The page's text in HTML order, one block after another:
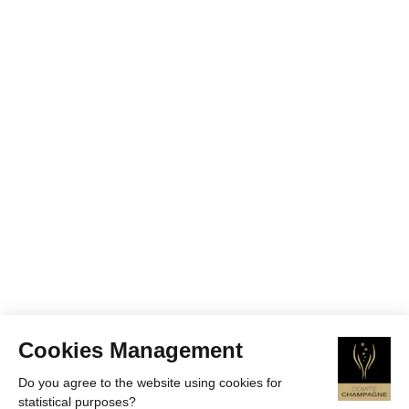
Cookies Management
Do you agree to the website using cookies for
statistical purposes?